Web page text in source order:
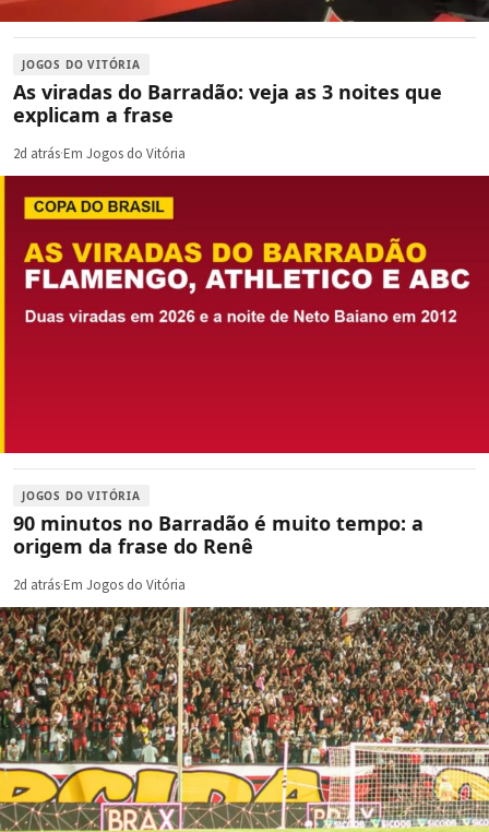
JOGOS DO VITÓRIA
As viradas do Barradão: veja as 3 noites que
explicam a frase
2d atrás·Em Jogos do Vitória
JOGOS DO VITÓRIA
90 minutos no Barradão é muito tempo: a
origem da frase do Renê
2d atrás·Em Jogos do Vitória